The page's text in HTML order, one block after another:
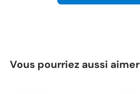
Vous pourriez aussi aimer